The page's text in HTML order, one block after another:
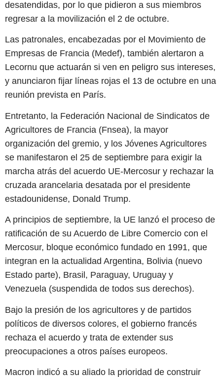
desatendidas, por lo que pidieron a sus miembros
regresar a la movilización el 2 de octubre.
Las patronales, encabezadas por el Movimiento de
Empresas de Francia (Medef), también alertaron a
Lecornu que actuarán si ven en peligro sus intereses,
y anunciaron fijar líneas rojas el 13 de octubre en una
reunión prevista en París.
Entretanto, la Federación Nacional de Sindicatos de
Agricultores de Francia (Fnsea), la mayor
organización del gremio, y los Jóvenes Agricultores
se manifestaron el 25 de septiembre para exigir la
marcha atrás del acuerdo UE-Mercosur y rechazar la
cruzada arancelaria desatada por el presidente
estadounidense, Donald Trump.
A principios de septiembre, la UE lanzó el proceso de
ratificación de su Acuerdo de Libre Comercio con el
Mercosur, bloque económico fundado en 1991, que
integran en la actualidad Argentina, Bolivia (nuevo
Estado parte), Brasil, Paraguay, Uruguay y
Venezuela (suspendida de todos sus derechos).
Bajo la presión de los agricultores y de partidos
políticos de diversos colores, el gobierno francés
rechaza el acuerdo y trata de extender sus
preocupaciones a otros países europeos.
Macron indicó a su aliado la prioridad de construir